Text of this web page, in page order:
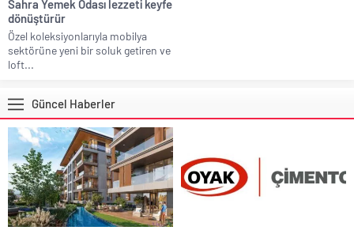
Sahra Yemek Odası lezzeti keyfe
dönüştürür
Özel koleksiyonlarıyla mobilya
sektörüne yeni bir soluk getiren ve
loft...
Güncel Haberler